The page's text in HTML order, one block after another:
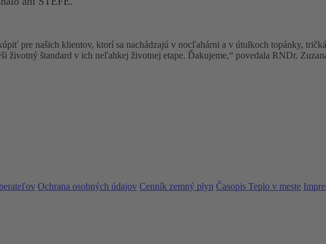
pre našich klientov, ktorí sa nachádzajú v nocľahárni a v útulkoch topánky,
životný štandard v ich neľahkej životnej etape. Ďakujeme,“ povedala RNDr.
Ochrana osobných údajov Cenník zemný plyn Časopis Teplo v meste